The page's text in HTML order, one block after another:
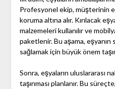
Profesyonel ekip, müşterinin
koruma altına alır. Kırılacak
malzemeleri kullanılır ve
paketlenir. Bu aşama, eşyanın
sağlamak için büyük önem
Sonra, eşyaların uluslararası
taşınması planlanır. Bu